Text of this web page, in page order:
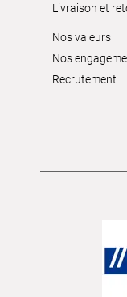
Livraison et
Nos valeurs
Nos
Recrutement